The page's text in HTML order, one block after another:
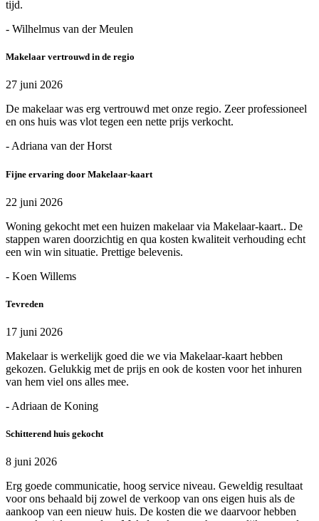
tijd.
- Wilhelmus van der Meulen
Makelaar vertrouwd in de regio
27 juni 2026
De makelaar was erg vertrouwd met onze regio. Zeer professioneel
en ons huis was vlot tegen een nette prijs verkocht.
- Adriana van der Horst
Fijne ervaring door Makelaar-kaart
22 juni 2026
Woning gekocht met een huizen makelaar via Makelaar-kaart.. De
stappen waren doorzichtig en qua kosten kwaliteit verhouding echt
een win win situatie. Prettige belevenis.
- Koen Willems
Tevreden
17 juni 2026
Makelaar is werkelijk goed die we via Makelaar-kaart hebben
gekozen. Gelukkig met de prijs en ook de kosten voor het inhuren
van hem viel ons alles mee.
- Adriaan de Koning
Schitterend huis gekocht
8 juni 2026
Erg goede communicatie, hoog service niveau. Geweldig resultaat
voor ons behaald bij zowel de verkoop van ons eigen huis als de
aankoop van een nieuw huis. De kosten die we daarvoor hebben